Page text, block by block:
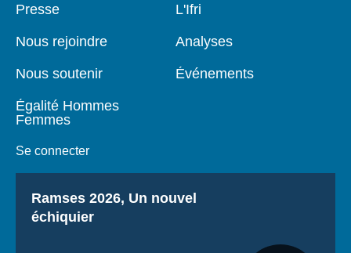
Pied
Presse
Nous rejoindre
Nous soutenir
Égalité Hommes
Femmes
Se connecter
Navigation
L'Ifri
Analyses
Événements
Titre
Ramses 2026, Un nouvel
échiquier